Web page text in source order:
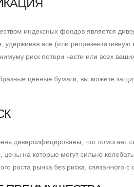
индексных фондов является
удерживая все (или
риск потери части или всех
ценные бумаги, вы можете
диверсифицированы, что помогает
цены на которые могут сильно
роста рынка без риска, связанного